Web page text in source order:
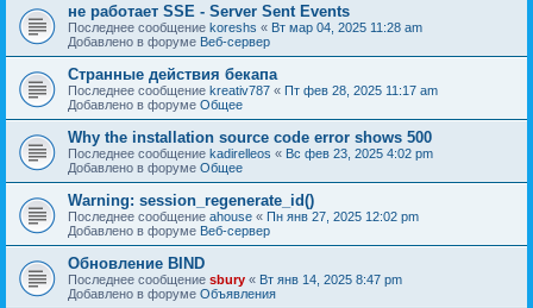
не работает SSE - Server Sent Events
Последнее сообщение koreshs « Вт мар 04, 2025 11:28 am
Добавлено в форуме Веб-сервер
Странные действия бекапа
Последнее сообщение kreativ787 « Пт фев 28, 2025 11:17 am
Добавлено в форуме Общее
Why the installation source code error shows 500
Последнее сообщение kadirelleos « Вс фев 23, 2025 4:02 pm
Добавлено в форуме Общее
Warning: session_regenerate_id()
Последнее сообщение ahouse « Пн янв 27, 2025 12:02 pm
Добавлено в форуме Веб-сервер
Обновление BIND
Последнее сообщение sbury « Вт янв 14, 2025 8:47 pm
Добавлено в форуме Объявления